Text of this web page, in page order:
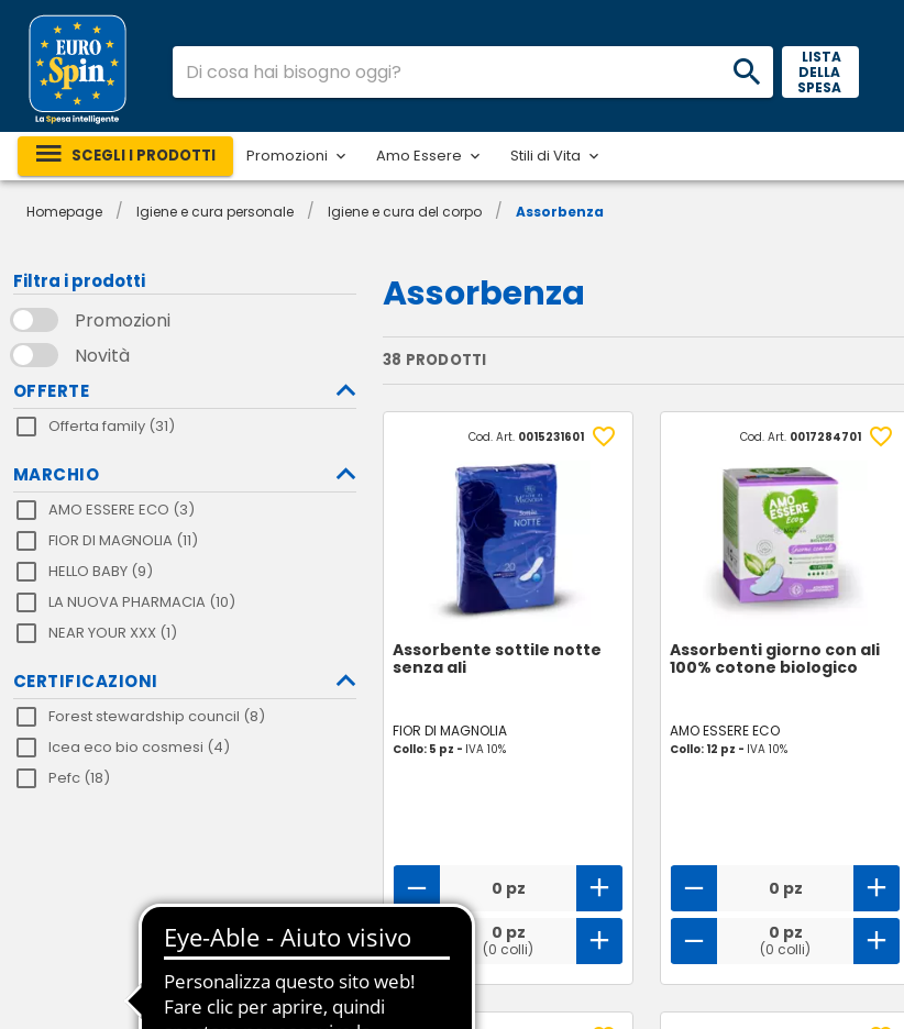
LISTA
DELLA
SPESA
SCEGLI I PRODOTTI Promozioni Amo Essere Stili di Vita
Homepage / Igiene e cura personale / Igiene e cura del corpo / Assorbenza
Filtra i prodotti
Promozioni
Novità
OFFERTE
Offerta family (31)
MARCHIO
AMO ESSERE ECO (3)
FIOR DI MAGNOLIA (11)
HELLO BABY (9)
LA NUOVA PHARMACIA (10)
NEAR YOUR XXX (1)
CERTIFICAZIONI
Forest stewardship council (8)
Icea eco bio cosmesi (4)
Pefc (18)
Assorbenza
38 PRODOTTI
Cod. Art. 0015231601
Assorbente sottile notte
senza ali
FIOR DI MAGNOLIA
Collo: 5 pz - IVA 10%
0 pz
0 pz
(0 colli)
Cod. Art. 0017284701
Assorbenti giorno con ali
100% cotone biologico
AMO ESSERE ECO
Collo: 12 pz - IVA 10%
0 pz
0 pz
(0 colli)